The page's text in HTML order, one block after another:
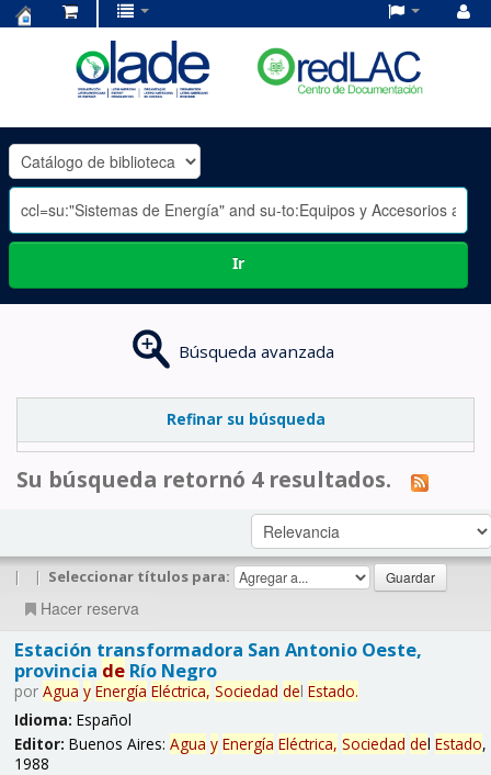
OLADE
-
Ir
Búsqueda avanzada
Refinar su búsqueda
Su búsqueda retornó 4 resultados.
| | Seleccionar títulos para:
Hacer reserva
Estación transformadora San Antonio Oeste,
provincia deRío Negro
por Agua y Energía Eléctrica, Sociedad del Estado.
Idioma: Español
Editor: Buenos Aires: Agua y Energía Eléctrica, Sociedad del Estado,
1988